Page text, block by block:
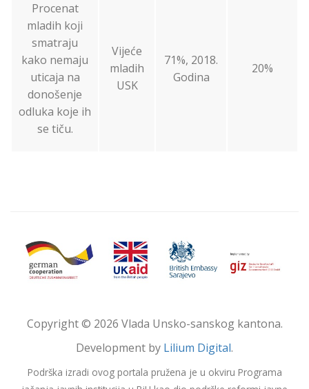
Procenat
mladih koji
smatraju
kako nemaju
uticaja na
donošenje
odluka koje ih
se tiču.
Vijeće
mladih
USK
71%, 2018.
Godina
20%
Copyright © 2026 Vlada Unsko-sanskog kantona.
Development by Lilium Digital.
Podrška izradi ovog portala pružena je u okviru Programa